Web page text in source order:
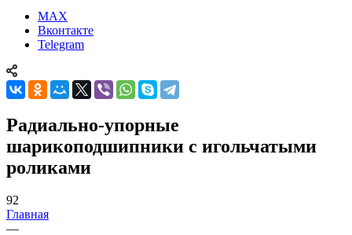
MAX
Вконтакте
Telegram
Радиально-упорные
шарикоподшипники с игольчатыми
роликами
92
Главная
—